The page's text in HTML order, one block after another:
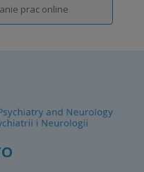
prac online